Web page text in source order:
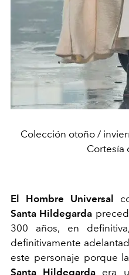
Colección otoño /
Cortesía
El Hombre Universal
Santa Hildegarda
300 años, en
definitivamente
este personaje porque
Santa Hildegarda era